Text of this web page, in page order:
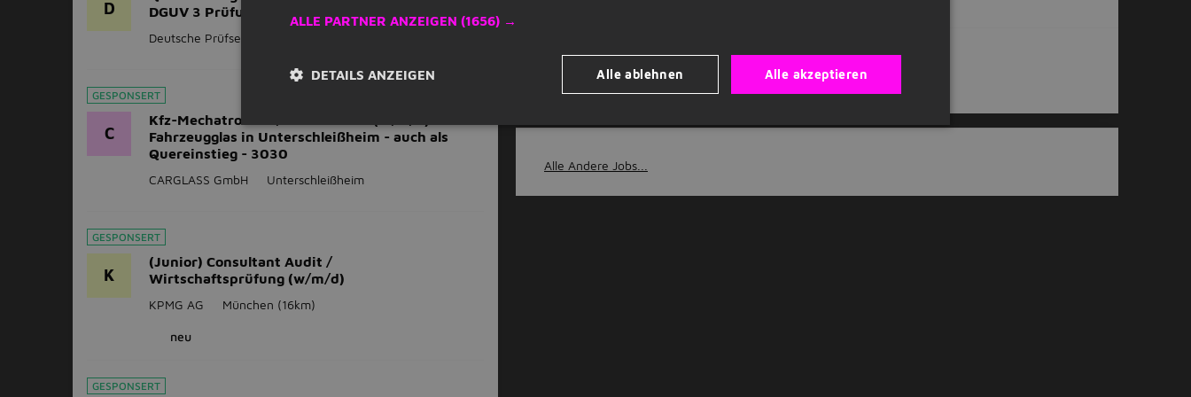
D
DGUV 3 Prüfungen
Deutsche Prüfservice GmbH
GESPONSERT
C
Kfz-Mechatroniker/Kfz-Monteur (m/w/d)
Fahrzeugglas in Unterschleißheim - auch als
Quereinstieg - 3030
CARGLASS GmbH Unterschleißheim
GESPONSERT
K
(Junior) Consultant Audit /
Wirtschaftsprüfung (w/m/d)
KPMG AG München (16km)
neu
GESPONSERT
München
Alle Andere Jobs...
ALLE PARTNER ANZEIGEN (1656) →
Alle akzeptieren
Alle ablehnen
DETAILS ANZEIGEN